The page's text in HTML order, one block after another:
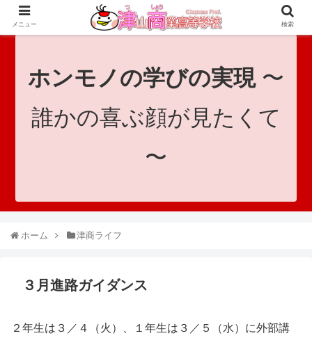
since 1921｜地域と共に未来へつなげ！｜Tsuyama Commercial High School
ホンモノの学びの実現〜
誰かの喜ぶ顔が見たくて
〜
ホーム 津商ライフ
３月進路ガイダンス
２年生は３／４（火）、１年生は３／５（水）に外部講
メニュー 検索